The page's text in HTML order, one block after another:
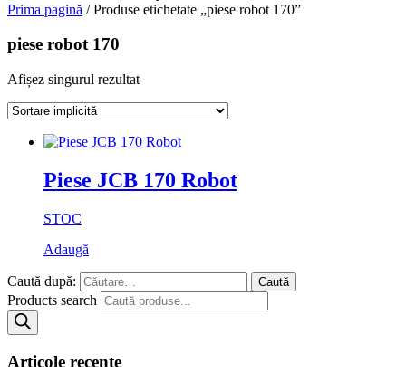
Prima pagină / Produse etichetate „piese robot 170”
piese robot 170
Afișez singurul rezultat
Piese JCB 170 Robot
STOC
Adaugă
Caută după:
Products search
Articole recente